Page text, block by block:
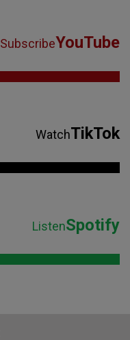
SubscribeYouTube
WatchTikTok
ListenSpotify